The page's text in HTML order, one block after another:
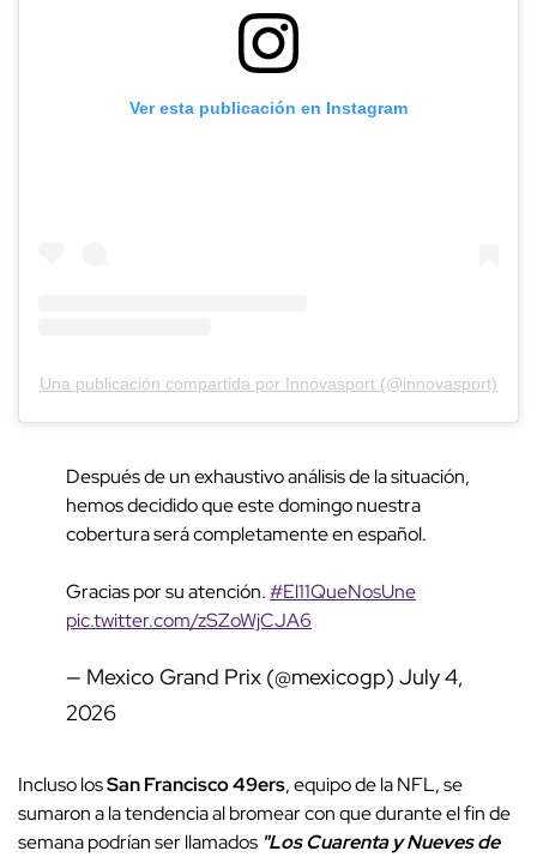
Ver esta publicación en Instagram
Una publicación compartida por Innovasport (@innovasport)
Después de un exhaustivo análisis de la situación,
hemos decidido que este domingo nuestra
cobertura será completamente en español.
Gracias por su atención.#El11QueNosUne
pic.twitter.com/zSZoWjCJA6
— Mexico Grand Prix (@mexicogp) July 4,
2026
Incluso losSan Francisco 49ers, equipo de la NFL, se
sumaron a la tendencia al bromear con que durante el fin de
semana podrían ser llamados "Los Cuarenta y Nueves de